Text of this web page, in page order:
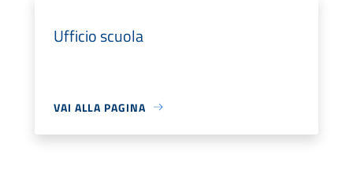
Ufficio scuola
VAI ALLA PAGINA